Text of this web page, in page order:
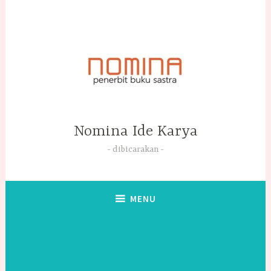
Nomina Ide Karya
dibicarakan
MENU